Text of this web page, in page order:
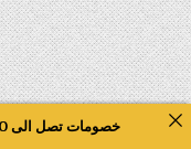
خصومات تصل الى 40 % ... قد توجد اخطاء .. اتصل بالمبيعات